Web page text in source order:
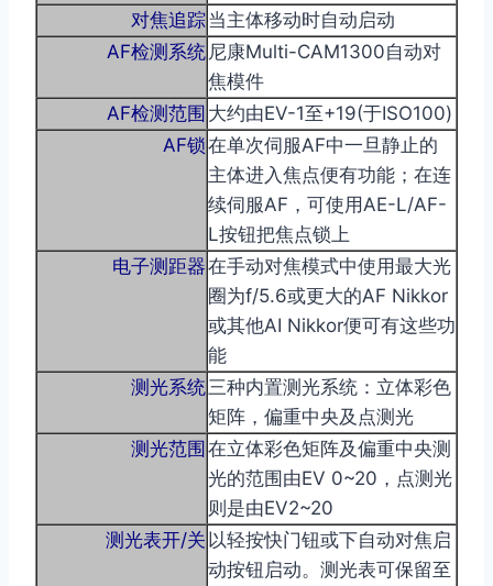
对焦追踪当主体移动时自动启动
AF检测系统 尼康Multi-CAM1300自动对
焦模件
AF检测范围 大约由EV-1至+19(于ISO100)
AF锁在单次伺服AF中一旦静止的
主体进入焦点便有功能；在连
续伺服AF，可使用AE-L/AF-
L按钮把焦点锁上
电子测距器在手动对焦模式中使用最大光
圈为f/5.6或更大的AF Nikkor
或其他AI Nikkor便可有这些功
能
测光系统三种内置测光系统：立体彩色
矩阵，偏重中央及点测光
测光范围在立体彩色矩阵及偏重中央测
光的范围由EV 0~20，点测光
则是由EV2~20
测光表开/关 以轻按快门钮或下自动对焦启
动按钮启动。测光表可保留至